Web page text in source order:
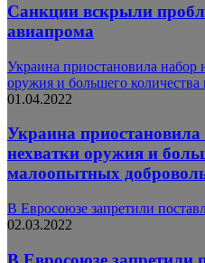
Санкции вскрыли
авиапрома
Украина приостановила набор
оружия и большего
01.04.2022
Украина
нехватки оружия и
малоопытных
В Евросоюзе запретили
02.03.2022